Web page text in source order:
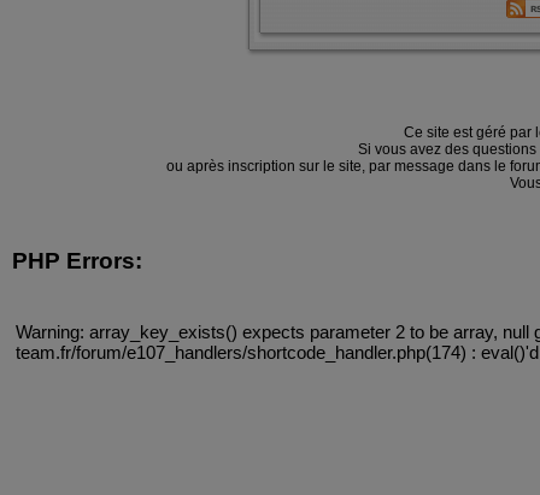
Ce site est géré par
Si vous avez des
ou après inscription sur le site, par message dans le
PHP Errors:
Warning: array_key_exists() expects parameter 2 to be array, null
team.fr/forum/e107_handlers/shortcode_handler.php(174) :